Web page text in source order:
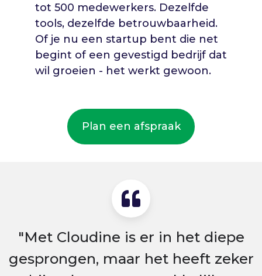
tot 500 medewerkers. Dezelfde
tools, dezelfde betrouwbaarheid.
Of je nu een startup bent die net
begint of een gevestigd bedrijf dat
wil groeien - het werkt gewoon.
Plan een afspraak
"Met Cloudine is er in het diepe
gesprongen, maar het heeft zeker